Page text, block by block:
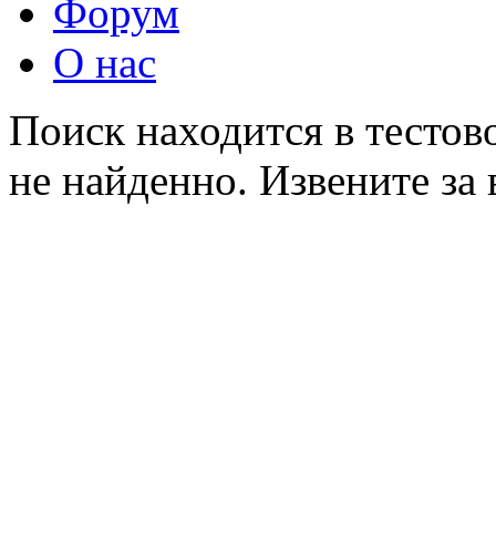
Форум
О нас
Поиск находится в
не найденно. Извените